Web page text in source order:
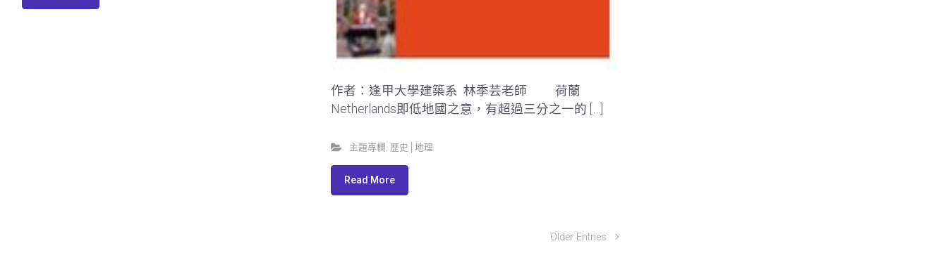
作者：逢甲大學建築系 林季芸老師 荷蘭
Netherlands即低地國之意，有超過三分之一的 […]
主題專欄 歷史│地理
Read More
Older Entries